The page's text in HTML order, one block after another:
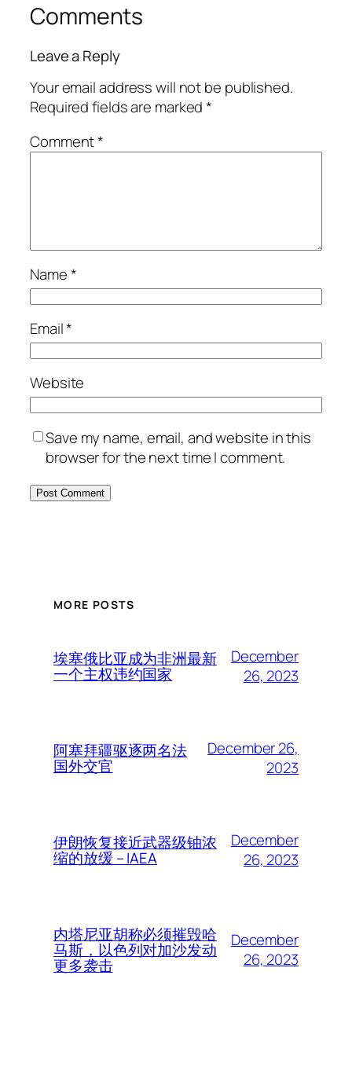
Comments
Leave a Reply
Your email address will not be published.
Required fields are marked*
Comment*
Name*
Email*
Website
Save my name, email, and website in this
browser for the next time I comment.
MORE POSTS
埃塞俄比亚成为非洲最新
一个主权违约国家
December
26, 2023
阿塞拜疆驱逐两名法
国外交官
December 26,
2023
伊朗恢复接近武器级铀浓
缩的放缓 – IAEA
December
26, 2023
内塔尼亚胡称必须摧毁哈
马斯，以色列对加沙发动
更多袭击
December
26, 2023